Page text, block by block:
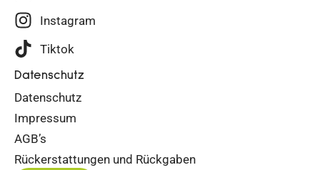
Instagram
Tiktok
Datenschutz
Datenschutz
Impressum
AGB’s
Rückerstattungen und Rückgaben